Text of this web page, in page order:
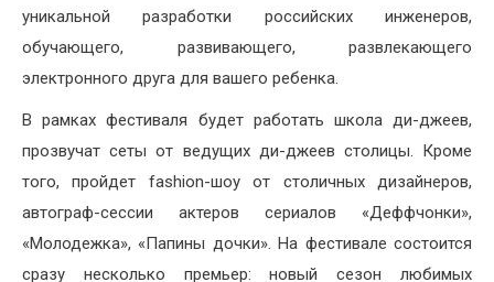
уникальной разработки российских инженеров,
обучающего, развивающего, развлекающего
электронного друга для вашего ребенка.
В рамках фестиваля будет работать школа ди-джеев,
прозвучат сеты от ведущих ди-джеев столицы. Кроме
того, пройдет fashion-шоу от столичных дизайнеров,
автограф-сессии актеров сериалов «Деффчонки»,
«Молодежка», «Папины дочки». На фестивале состоится
сразу несколько премьер: новый сезон любимых